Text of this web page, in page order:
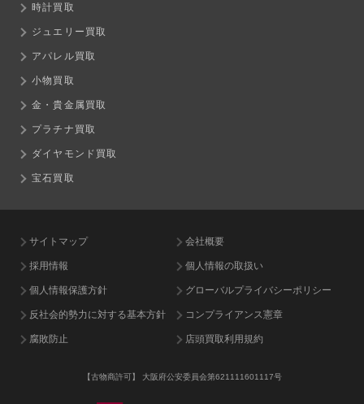
時計買取
ジュエリー買取
アパレル買取
小物買取
金・貴金属買取
プラチナ買取
ダイヤモンド買取
宝石買取
サイトマップ 会社概要
採用情報 個人情報の取扱い
個人情報保護方針 グローバルプライバシーポリシー
反社会的勢力に対する基本方針 コンプライアンス憲章
腐敗防止 店頭買取利用規約
【古物商許可】 大阪府公安委員会第621111601117号